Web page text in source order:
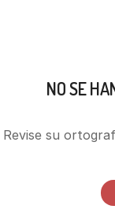
NO SE
Revise su